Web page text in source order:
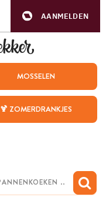
AANMELDEN
MOSSELEN
🍹 ZOMERDRANKJES